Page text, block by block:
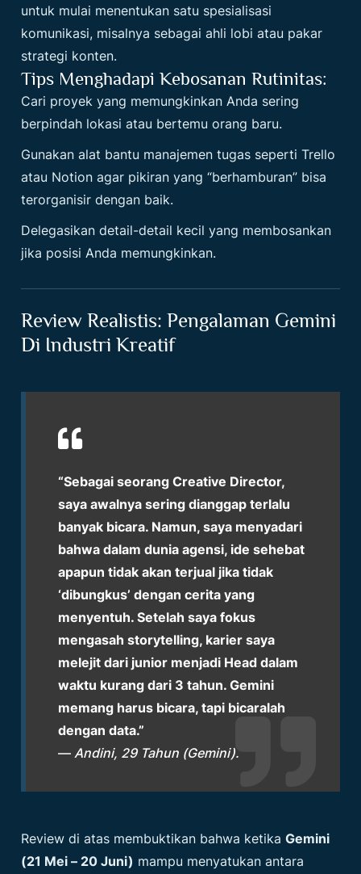
untuk mulai menentukan satu spesialisasi
komunikasi, misalnya sebagai ahli lobi atau pakar
strategi konten.
Tips Menghadapi Kebosanan Rutinitas:
Cari proyek yang memungkinkan Anda sering
berpindah lokasi atau bertemu orang baru.
Gunakan alat bantu manajemen tugas seperti Trello
atau Notion agar pikiran yang “berhamburan” bisa
terorganisir dengan baik.
Delegasikan detail-detail kecil yang membosankan
jika posisi Anda memungkinkan.
Review Realistis: Pengalaman Gemini
Di Industri Kreatif
“Sebagai seorang Creative Director,
saya awalnya sering dianggap terlalu
banyak bicara. Namun, saya menyadari
bahwa dalam dunia agensi, ide sehebat
apapun tidak akan terjual jika tidak
‘dibungkus’ dengan cerita yang
menyentuh. Setelah saya fokus
mengasah storytelling, karier saya
melejit dari junior menjadi Head dalam
waktu kurang dari 3 tahun. Gemini
memang harus bicara, tapi bicaralah
dengan data.”
— Andini, 29 Tahun (Gemini).
Review di atas membuktikan bahwa ketikaGemini
(21 Mei – 20 Juni) mampu menyatukan antara